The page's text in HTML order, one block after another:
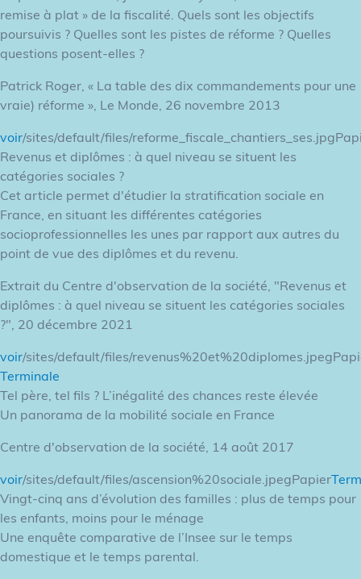
remise à plat » de la fiscalité. Quels sont les objectifs
poursuivis ? Quelles sont les pistes de réforme ? Quelles
questions posent-elles ?
Patrick Roger, « La table des dix commandements pour une
vraie) réforme », Le Monde, 26 novembre 2013
voir/sites/default/files/
Revenus et diplômes : à quel niveau se situent les
catégories sociales ?
Cet article permet d'étudier la stratification sociale en
France, en situant les différentes catégories
socioprofessionnelles les unes par rapport aux autres du
point de vue des diplômes et du revenu.
Extrait du Centre d'observation de la société, "Revenus et
diplômes : à quel niveau se situent les catégories sociales
?", 20 décembre 2021
voir/sites/default/files/
Terminale
Tel père, tel fils ? L’inégalité des chances reste élevée
Un panorama de la mobilité sociale en France
Centre d'observation de la société, 14 août 2017
voir/sites/default/files/ascension%20sociale.jpegPapier
Vingt-cinq ans d’évolution des familles : plus de temps pour
les enfants, moins pour le ménage
Une enquête comparative de l’Insee sur le temps
domestique et le temps parental.